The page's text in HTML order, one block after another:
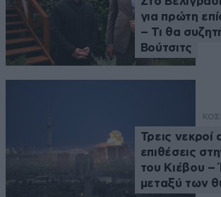
για πρώτη
– Τι θα
Βούτσιτς
Τρεις νεκροί
επιθέσεις
του Κιέβου –
μεταξύ των